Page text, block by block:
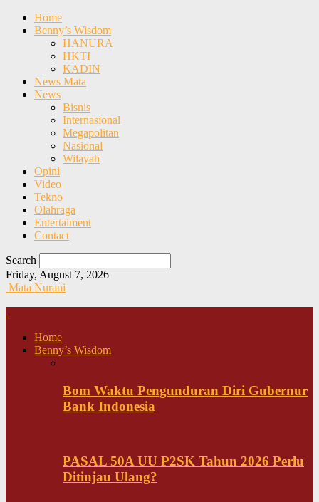
Home
Benny’s Wisdom
HANURA
HKTI
KADIN
News Mata
News
Bisnis
Internasional
Megapolitan
Nasional
Wilayah
Opini
Video
Tekno
Olahraga
Entertaiment
Contact
Search
Friday, August 7, 2026
Mata Nurani
Home
Benny’s Wisdom
Bom Waktu Pengunduran Diri Gubernur
Bank Indonesia
PASAL 50A UU P2SK Tahun 2026 Perlu
Ditinjau Ulang?